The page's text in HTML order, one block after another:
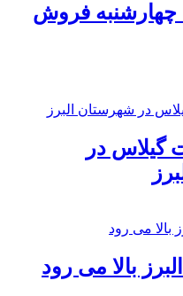
چهارشنبه فروش
گیلاس در
بالا می رود